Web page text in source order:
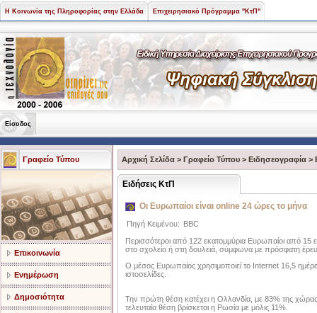
Η Κοινωνία της Πληροφορίας στην Ελλάδα Επιχειρησιακό Πρόγραμμα "ΚτΠ"
Είσοδος
Γραφείο Τύπου
Επικοινωνία
Ενημέρωση
Δημοσιότητα
Αρχική Σελίδα > Γραφείο Τύπου > Ειδησεογραφία >
Ειδήσεις ΚτΠ
Οι Ευρωπαίοι είναι online 24 ώρες το μήνα
Πηγή Κειμένου: BBC
Περισσότεροι από 122 εκατομμύρια Ευρωπαίοι από 15
στο σχολείο ή στη δουλειά, σύμφωνα με πρόσφατη
Ο μέσος Ευρωπαίος χρησιμοποιεί το Internet 16,5
ιστοσελίδες.
Την πρώτη θέση κατέχει η Ολλανδία, με 83% της
τελευταία θέση βρίσκεται η Ρωσία με μόλις 11%.